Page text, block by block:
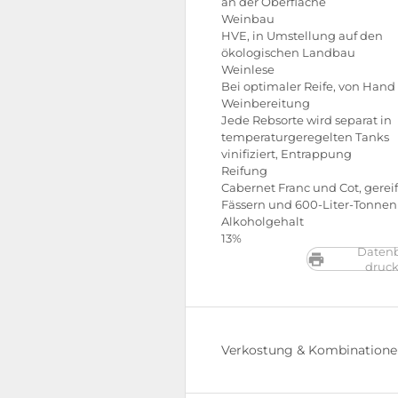
Weinbau
HVE, in Umstellung auf den
ökologischen Landbau
Weinlese
Bei optimaler Reife, von Hand
Weinbereitung
Jede Rebsorte wird separat in
temperaturgeregelten Tanks
vinifiziert, Entrappung
Reifung
Cabernet Franc und Cot,
Fässern und 600-Liter-Tonnen
Alkoholgehalt
13%
Verkostung &